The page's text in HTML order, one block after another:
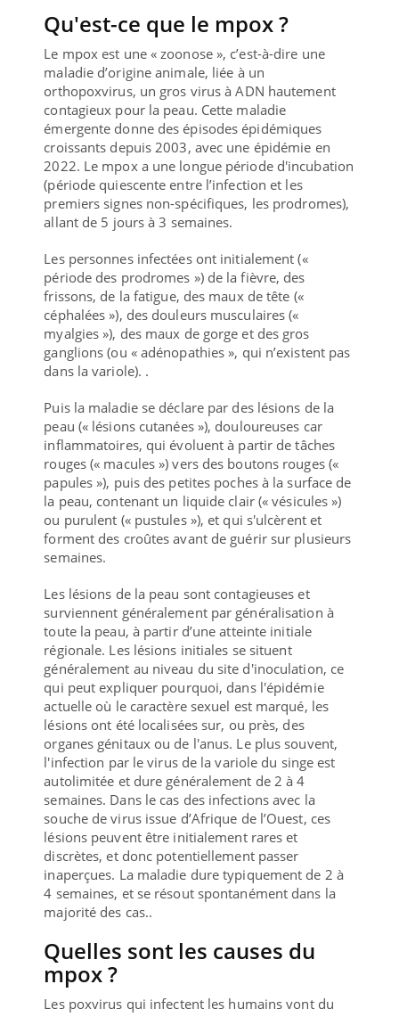
Qu'est-ce que le mpox ?
Le mpox est une « zoonose », c’est-à-dire une
maladie d’origine animale, liée à un
orthopoxvirus, un gros virus à ADN hautement
contagieux pour la peau. Cette maladie
émergente donne des épisodes épidémiques
croissants depuis 2003, avec une épidémie en
2022. Le mpox a une longue période d'incubation
(période quiescente entre l’infection et les
premiers signes non-spécifiques, les prodromes),
allant de 5 jours à 3 semaines.
Les personnes infectées ont initialement («
période des prodromes ») de la fièvre, des
frissons, de la fatigue, des maux de tête («
céphalées »), des douleurs musculaires («
myalgies »), des maux de gorge et des gros
ganglions (ou « adénopathies », qui n’existent pas
dans la variole). .
Puis la maladie se déclare par des lésions de la
peau (« lésions cutanées »), douloureuses car
inflammatoires, qui évoluent à partir de tâches
rouges (« macules ») vers des boutons rouges («
papules »), puis des petites poches à la surface de
la peau, contenant un liquide clair (« vésicules »)
ou purulent (« pustules »), et qui s'ulcèrent et
forment des croûtes avant de guérir sur plusieurs
semaines.
Les lésions de la peau sont contagieuses et
surviennent généralement par généralisation à
toute la peau, à partir d’une atteinte initiale
régionale. Les lésions initiales se situent
généralement au niveau du site d'inoculation, ce
qui peut expliquer pourquoi, dans l'épidémie
actuelle où le caractère sexuel est marqué, les
lésions ont été localisées sur, ou près, des
organes génitaux ou de l'anus. Le plus souvent,
l'infection par le virus de la variole du singe est
autolimitée et dure généralement de 2 à 4
semaines. Dans le cas des infections avec la
souche de virus issue d’Afrique de l’Ouest, ces
lésions peuvent être initialement rares et
discrètes, et donc potentiellement passer
inaperçues. La maladie dure typiquement de 2 à
4 semaines, et se résout spontanément dans la
majorité des cas..
Quelles sont les causes du
mpox ?
Les poxvirus qui infectent les humains vont du